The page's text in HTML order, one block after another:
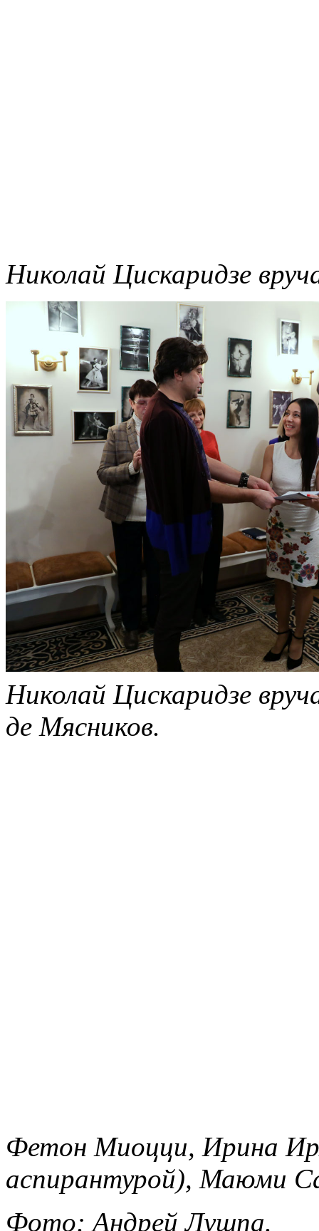
Николай Цискаридзе
Николай Цискаридзе
де Мясников.
Фетон Миоцци, Ирина
аспирантурой), Маюми
Фото: Андрей Лушпа.